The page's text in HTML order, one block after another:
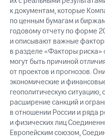
к документам, которые
по ценным бумагам и
годовому отчету по форме
и описывают важные
в разделе «Факторы
могут быть причиной
от проектов и прогнозов.
экономические и
геополитическую ситуацию,
расширение санкций и
в отношении России и ряда
и физических лиц
Европейским союзом,